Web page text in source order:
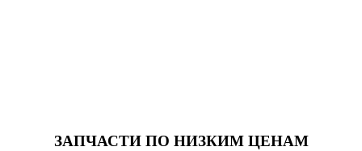
ЗАПЧАСТИПО НИЗКИМ ЦЕНАМ